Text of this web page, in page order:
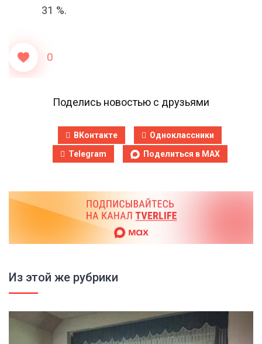
31 %.
0
Поделись новостью с друзьями
ВКонтакте
Одноклассники
Telegram
Поделиться в MAX
Из этой же рубрики